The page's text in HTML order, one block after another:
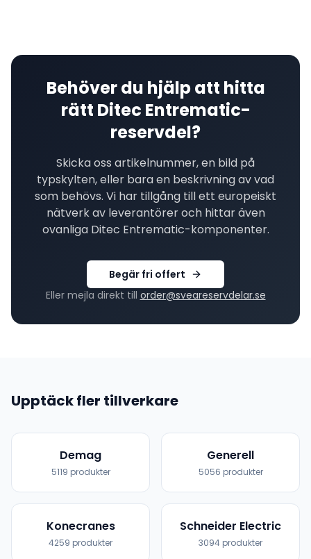
Behöver du hjälp att hitta
rätt Ditec Entrematic-
reservdel?
Skicka oss artikelnummer, en bild på
typskylten, eller bara en beskrivning av vad
som behövs. Vi har tillgång till ett europeiskt
nätverk av leverantörer och hittar även
ovanliga Ditec Entrematic-komponenter.
Begär fri offert
Eller mejla direkt till order@sveareservdelar.se
Upptäck fler tillverkare
Demag
5119 produkter
Generell
5056 produkter
Konecranes
4259 produkter
Schneider Electric
3094 produkter